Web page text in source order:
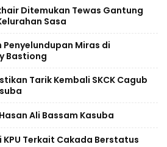
Ditemukan Tewas Gantung
Sasa
Penyelundupan Miras di
Bastiong
Tarik Kembali SKCK Cagub
Ali Bassam Kasuba
KPU Terkait Cakada Berstatus